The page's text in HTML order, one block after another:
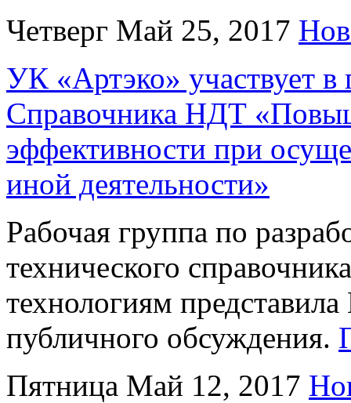
Четверг Май 25, 2017
УК «Артэко» участвует
Справочника НДТ
эффективности при
иной деятельности»
Рабочая группа по
технического
технологиям
публичного обсуждения.
Пятница Май 12, 2017